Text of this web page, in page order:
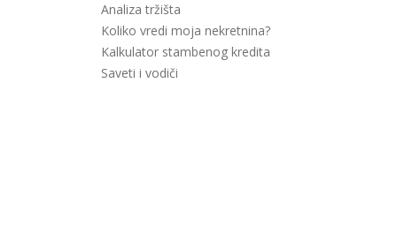
Analiza tržišta
Koliko vredi moja nekretnina?
Kalkulator stambenog kredita
Saveti i vodiči